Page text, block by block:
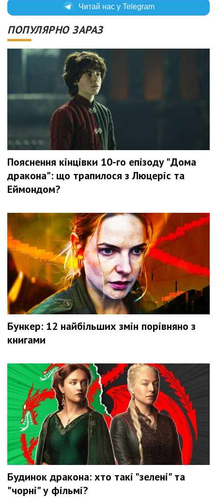
Читай нас у Telegram
ПОПУЛЯРНО ЗАРАЗ
Пояснення кінцівки 10-го епізоду "Дома
дракона": що трапилося з Люцеріс та
Еймондом?
Бункер: 12 найбільших змін порівняно з
книгами
Будинок дракона: хто такі "зелені" та
"чорні" у фільмі?